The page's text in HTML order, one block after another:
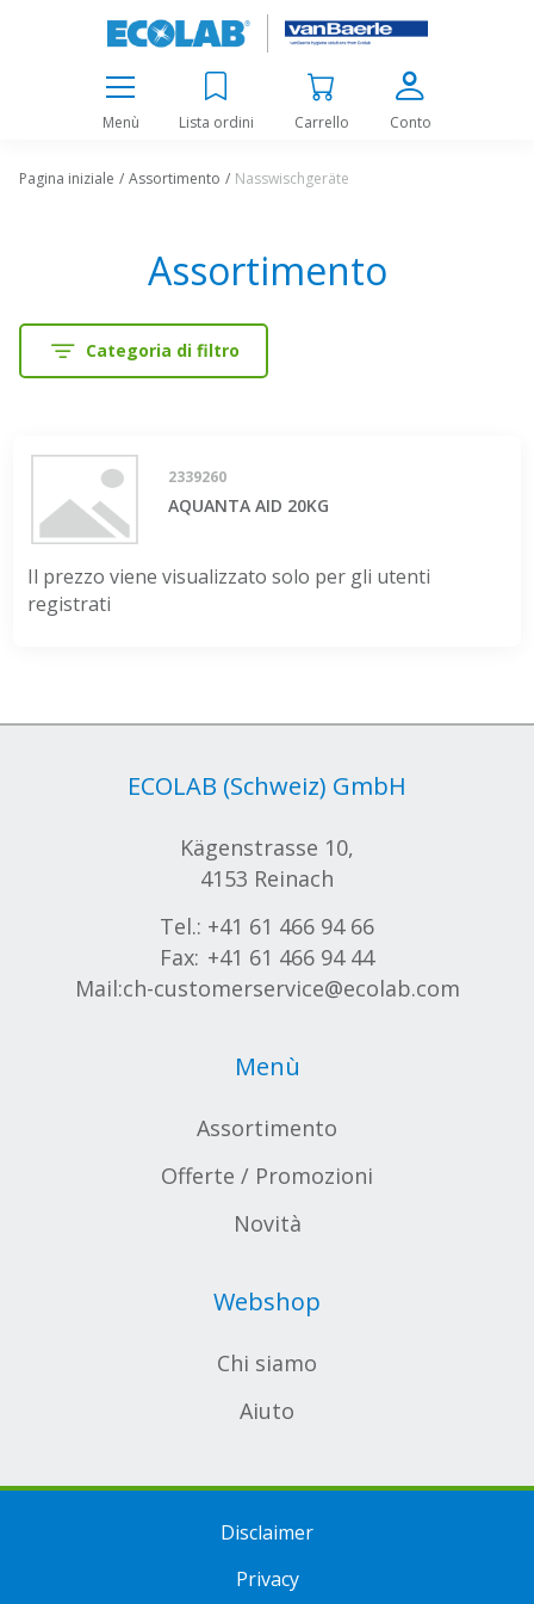
Menù Lista ordini Carrello Conto
Pagina iniziale Assortimento Nasswischgeräte
Assortimento
Categoria di filtro
2339260
AQUANTA AID 20KG
Il prezzo viene visualizzato solo per gli utenti
registrati
ECOLAB (Schweiz) GmbH
Kägenstrasse 10,
4153 Reinach
Tel.: +41 61 466 94 66
Fax: +41 61 466 94 44
Mail:ch-customerservice@ecolab.com
Menù
Assortimento
Offerte / Promozioni
Novità
Webshop
Chi siamo
Aiuto
Disclaimer
Privacy